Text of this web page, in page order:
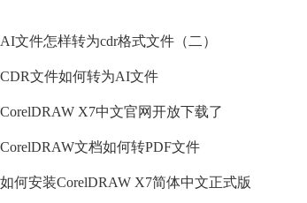
AI文件怎样转为cdr格式文件（二）
CDR文件如何转为AI文件
CorelDRAW X7中文官网开放下载了
CorelDRAW文档如何转PDF文件
如何安装CorelDRAW X7简体中文正式版